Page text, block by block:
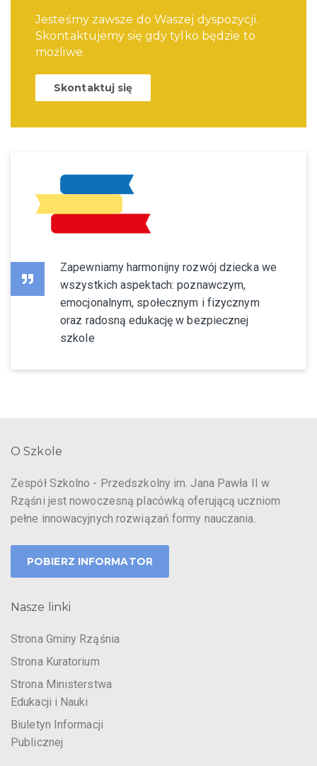
Jesteśmy zawsze do Waszej dyspozycji.
Skontaktujemy się gdy tylko będzie to
możliwe.
Skontaktuj się
Zapewniamy harmonijny rozwój dziecka we
wszystkich aspektach: poznawczym,
emocjonalnym, społecznym i fizycznym
oraz radosną edukację w bezpiecznej
szkole
O Szkole
Zespół Szkolno - Przedszkolny im. Jana Pawła II w
Rząśni jest nowoczesną placówką oferującą uczniom
pełne innowacyjnych rozwiązań formy nauczania.
POBIERZ INFORMATOR
Nasze linki
Strona Gminy Rząśnia
Strona Kuratorium
Strona Ministerstwa
Edukacji i Nauki
Biuletyn Informacji
Publicznej